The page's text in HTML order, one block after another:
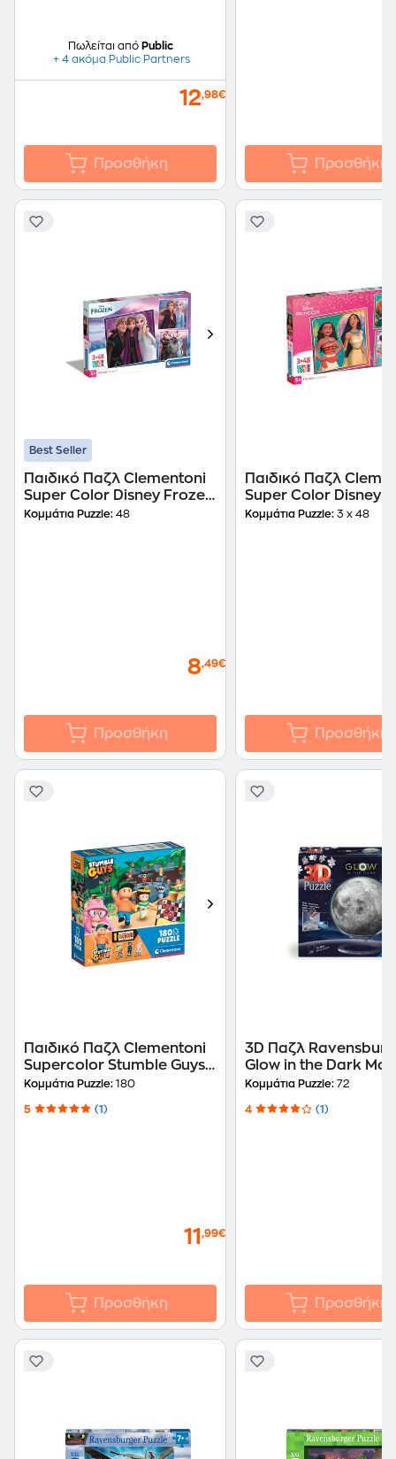
Πωλείται από Public
+ 4 ακόμα Public Partners
12,98€
Προσθήκη Προσθήκη
Best Seller
Παιδικό Παζλ Clementoni
Super Color Disney Frozen
II (3x48 Κομμάτια)
Κομμάτια Puzzle: 48
8,49€
Προσθήκη
Παιδικό Παζλ
Super Color Disney
Princess (3x48
Κομμάτια Puzzle: 3 x 48
Προσθήκη
Παιδικό Παζλ Clementoni
Supercolor Stumble Guys
(180 Κομμάτια)
Κομμάτια Puzzle: 180
5 (1)
11 ,99€
Προσθήκη
3D Παζλ
Glow in the Dark
Κομμάτια)
Κομμάτια Puzzle: 72
4 (1)
Προσθήκη